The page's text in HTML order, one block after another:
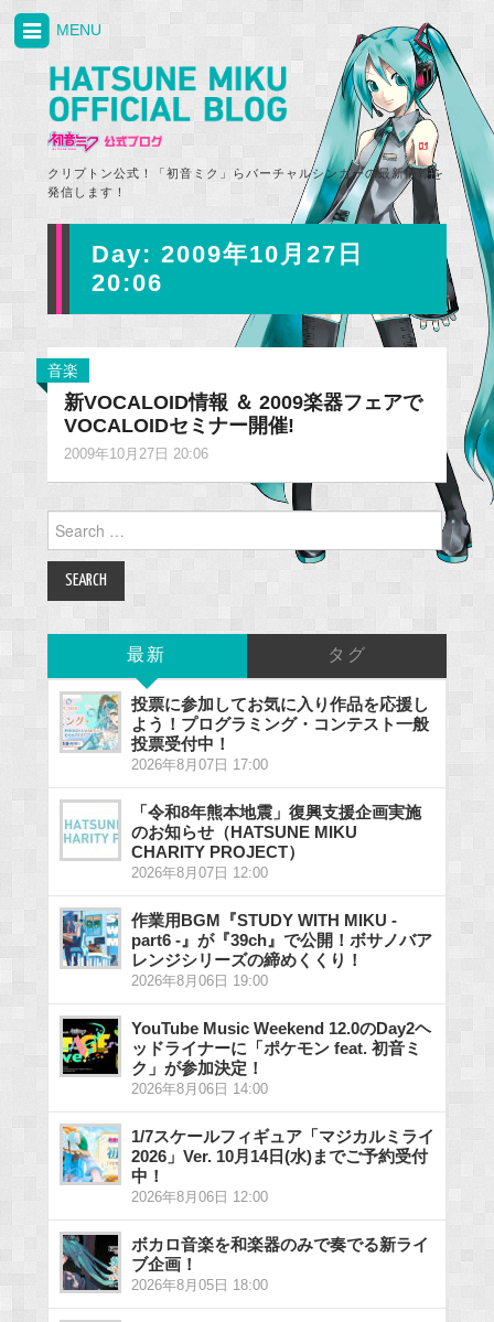
クリプトン公式！「初音ミク」らバーチャルシンガーの最新情報を
発信します！
MENU
Day: 2009年10月27日
20:06
音楽
新VOCALOID情報 ＆ 2009楽器フェアで
VOCALOIDセミナー開催!
2009年10月27日 20:06
Search
for:
最新 タグ
投票に参加してお気に入り作品を応援し
よう！プログラミング・コンテスト一般
投票受付中！
2026年8月07日 17:00
「令和8年熊本地震」復興支援企画実施
のお知らせ（HATSUNE MIKU
CHARITY PROJECT）
2026年8月07日 12:00
作業用BGM『STUDY WITH MIKU -
part6 -』が『39ch』で公開！ボサノバア
レンジシリーズの締めくくり！
2026年8月06日 19:00
YouTube Music Weekend 12.0のDay2ヘ
ッドライナーに「ポケモン feat. 初音ミ
ク」が参加決定！
2026年8月06日 14:00
1/7スケールフィギュア「マジカルミライ
2026」Ver. 10月14日(水)までご予約受付
中！
2026年8月06日 12:00
ボカロ音楽を和楽器のみで奏でる新ライ
ブ企画！
2026年8月05日 18:00